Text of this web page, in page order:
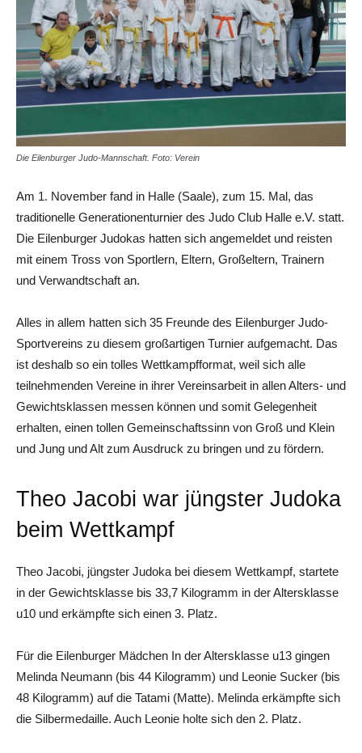
Die Eilenburger Judo-Mannschaft. Foto: Verein
Am 1. November fand in Halle (Saale), zum 15. Mal, das
traditionelle Generationenturnier des Judo Club Halle e.V. statt.
Die Eilenburger Judokas hatten sich angemeldet und reisten
mit einem Tross von Sportlern, Eltern, Großeltern, Trainern
und Verwandtschaft an.
Alles in allem hatten sich 35 Freunde des Eilenburger Judo-
Sportvereins zu diesem großartigen Turnier aufgemacht. Das
ist deshalb so ein tolles Wettkampfformat, weil sich alle
teilnehmenden Vereine in ihrer Vereinsarbeit in allen Alters- und
Gewichtsklassen messen können und somit Gelegenheit
erhalten, einen tollen Gemeinschaftssinn von Groß und Klein
und Jung und Alt zum Ausdruck zu bringen und zu fördern.
Theo Jacobi war jüngster Judoka
beim Wettkampf
Theo Jacobi, jüngster Judoka bei diesem Wettkampf, startete
in der Gewichtsklasse bis 33,7 Kilogramm in der Altersklasse
u10 und erkämpfte sich einen 3. Platz.
Für die Eilenburger Mädchen In der Altersklasse u13 gingen
Melinda Neumann (bis 44 Kilogramm) und Leonie Sucker (bis
48 Kilogramm) auf die Tatami (Matte). Melinda erkämpfte sich
die Silbermedaille. Auch Leonie holte sich den 2. Platz.